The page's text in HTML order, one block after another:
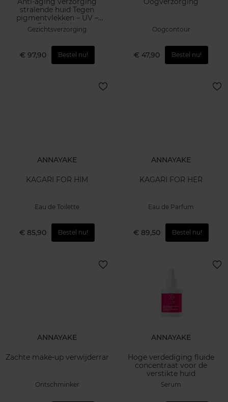
stralende huid Tegen
pigmentvlekken – UV –
Blauw licht
Gezichtsverzorging
€ 97,90 Bestel nu!
Oogcontour
€ 47,90 Bestel nu!
ANNAYAKE
KAGARI FOR HIM
Eau de Toilette
€ 85,90 Bestel nu!
ANNAYAKE
KAGARI FOR HER
Eau de Parfum
€ 89,50 Bestel nu!
ANNAYAKE
Zachte make-up verwijderrar
Ontschminker
ANNAYAKE
Hoge verdediging fluide
concentraat voor de
verstikte huid
Serum